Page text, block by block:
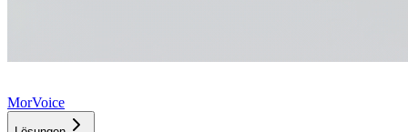
MorVoice